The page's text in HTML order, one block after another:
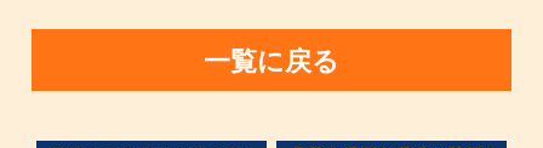
一覧に戻る